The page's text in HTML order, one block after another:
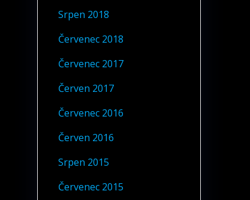
Srpen 2018
Červenec 2018
Červenec 2017
Červen 2017
Červenec 2016
Červen 2016
Srpen 2015
Červenec 2015